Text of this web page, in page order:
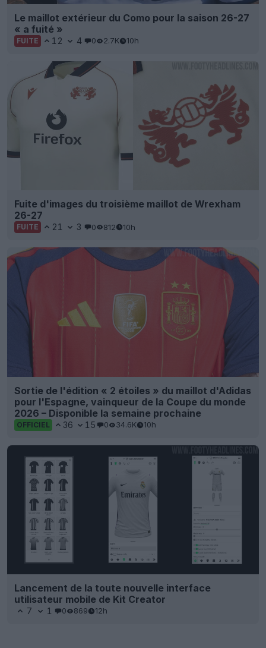
Le maillot extérieur du Como pour la saison 26-27
« a fuité »
FUITE 12 4 0 2.7K 10h
Fuite d'images du troisième maillot de Wrexham
26-27
FUITE 21 3 0 812 10h
Sortie de l'édition « 2 étoiles » du maillot d'Adidas
pour l'Espagne, vainqueur de la Coupe du monde
2026 – Disponible la semaine prochaine
OFFICIEL 36 15 0 34.6K 10h
Lancement de la toute nouvelle interface
utilisateur mobile de Kit Creator
7 1 0 869 12h